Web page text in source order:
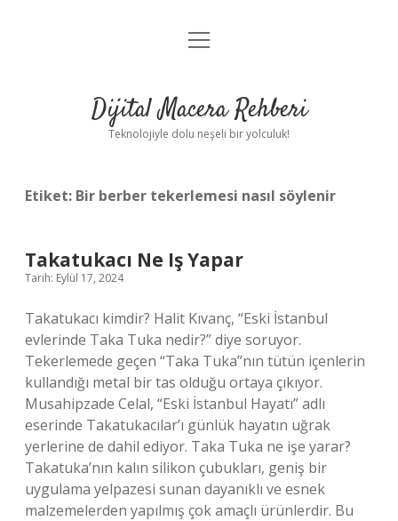
Anasayfa
Yasal Uyarı
menüyü
Dijital Macera Rehberi
Teknolojiyle dolu neşeli bir yolculuk!
Etiket: Bir berber tekerlemesi nasıl söylenir
Takatukacı Ne Iş Yapar
Tarih: Eylül 17, 2024
Takatukacı kimdir? Halit Kıvanç, “Eski İstanbul
evlerinde Taka Tuka nedir?” diye soruyor.
Tekerlemede geçen “Taka Tuka”nın tütün içenlerin
kullandığı metal bir tas olduğu ortaya çıkıyor.
Musahipzade Celal, “Eski İstanbul Hayatı” adlı
eserinde Takatukacılar’ı günlük hayatın uğrak
yerlerine de dahil ediyor. Taka Tuka ne işe yarar?
Takatuka’nın kalın silikon çubukları, geniş bir
uygulama yelpazesi sunan dayanıklı ve esnek
malzemelerden yapılmış çok amaçlı ürünlerdir. Bu